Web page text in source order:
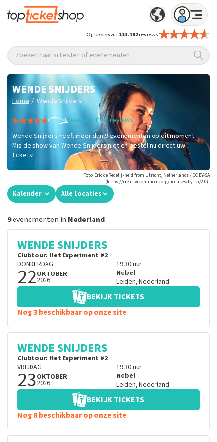
Op basis van 113.182reviews
Zoeken naar artiesten of evenementen
WENDE SNIJDERS
Home / Wende Snijders
Lees alle 174+ reviews
Wende Snijders heeft meer dan 9 evenementen op dit moment.
Mis de show van Wende Snijders niet en bestel nu direct uw
tickets!
Foto: Eric de Redelijkheid from Utrecht, Netherlands / CC BY-SA
(https://creativecommons.org/licenses/by-sa/2.0)
Kalender Alle Locaties
9evenementen in Nederland
WENDE SNIJDERS
Clubtour: Het Experiment #2
DONDERDAG
22OKTOBER
2026
19:30uur
Nobel
Leiden, Nederland
BEKIJK TICKETS
Nog 3 beschikbaar op onze site
WENDE SNIJDERS
Clubtour: Het Experiment #2
VRIJDAG
23OKTOBER
2026
19:30uur
Nobel
Leiden, Nederland
BEKIJK TICKETS
Nog 8 beschikbaar op onze site